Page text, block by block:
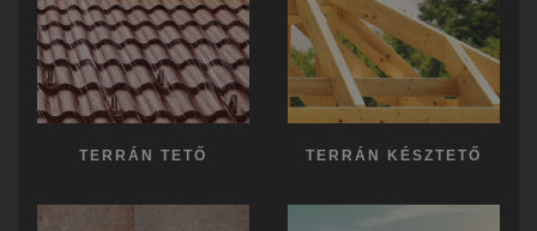
TERRÁN TETŐ TERRÁN KÉSZTETŐ